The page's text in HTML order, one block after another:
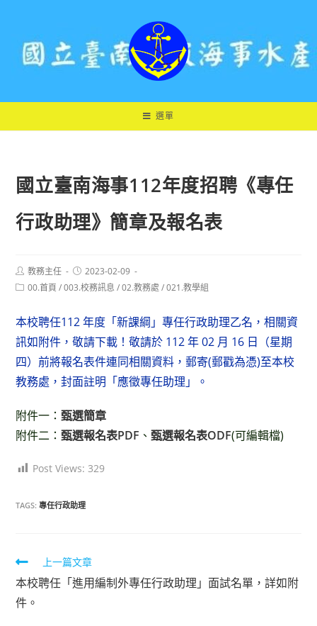
選單
國立臺南海事112年度招聘《專任
行政助理》簡章及報名表
Post
author:
教務主任
Post
published:
2023-02-09
Post00.首頁 / 003.校務訊息 / 02.教務處 / 021.教學組
本校聘任112 年度「新課綱」專任行政助理乙名，相關資
訊如附件，敬請下載！敬請於 112 年 02 月 16 日（星期
四）前將報名表件連同相關資料，郵寄(郵戳為憑)至本校
教務處，封面註明「應徵專任助理」。
附件一：甄選簡章
附件二：甄選報名表PDF 、甄選報名表ODF(可編輯檔)
Post Views: 329
TAGS:專任行政助理
Read
more
上一篇文章
本校聘任「進用編制外專任行政助理」面試名單，詳如附
件。